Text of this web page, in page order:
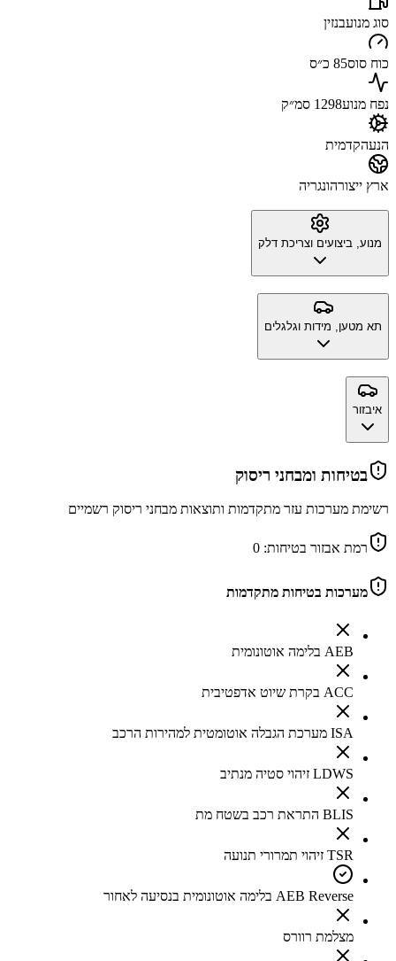
סוג מנועבנזין
כוח סוס85 כ״ס
נפח מנוע1298 סמ״ק
הנעהקדמית
ארץ ייצורהונגריה
מנוע, ביצועים וצריכת דלק
תא מטען, מידות וגלגלים
איבזור
בטיחות ומבחני ריסוק
רשימת מערכות עזר מתקדמות ותוצאות מבחני ריסוק רשמיים
רמת אבזור בטיחות: 0
מערכות בטיחות מתקדמות
AEB בלימה אוטונומית
ACC בקרת שיוט אדפטיבית
ISA מערכת הגבלה אוטומטית למהירות הרכב
LDWS זיהוי סטיה מנתיב
BLIS התראת רכב בשטח מת
TSR זיהוי תמרורי תנועה
AEB Reverse בלימה אוטונומית בנסיעה לאחור
מצלמת רוורס